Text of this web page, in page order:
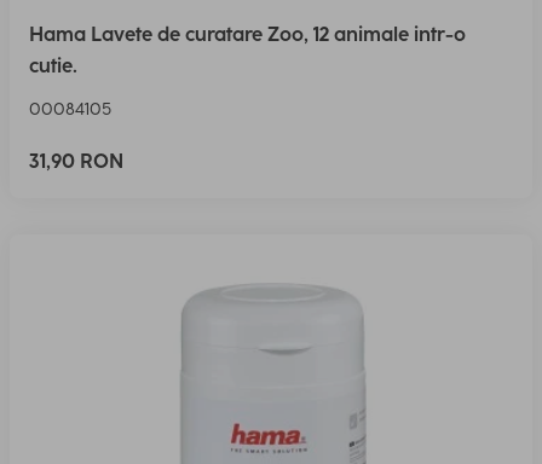
Hama Lavete de curatare Zoo, 12 animale intr-o
cutie.
00084105
31,90 RON